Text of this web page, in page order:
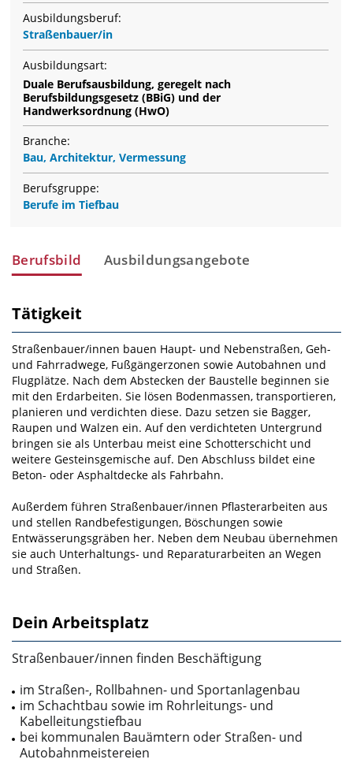
Ausbildungsberuf:
Straßenbauer/in
Ausbildungsart:
Duale Berufsausbildung, geregelt nach
Berufsbildungsgesetz (BBiG) und der
Handwerksordnung (HwO)
Branche:
Bau, Architektur, Vermessung
Berufsgruppe:
Berufe im Tiefbau
Berufsbild Ausbildungsangebote
Tätigkeit
Straßenbauer/innen bauen Haupt- und Nebenstraßen, Geh-
und Fahrradwege, Fußgängerzonen sowie Autobahnen und
Flugplätze. Nach dem Abstecken der Baustelle beginnen sie
mit den Erdarbeiten. Sie lösen Bodenmassen, transportieren,
planieren und verdichten diese. Dazu setzen sie Bagger,
Raupen und Walzen ein. Auf den verdichteten Untergrund
bringen sie als Unterbau meist eine Schotterschicht und
weitere Gesteinsgemische auf. Den Abschluss bildet eine
Beton- oder Asphaltdecke als Fahrbahn.
Außerdem führen Straßenbauer/innen Pflasterarbeiten aus
und stellen Randbefestigungen, Böschungen sowie
Entwässerungsgräben her. Neben dem Neubau übernehmen
sie auch Unterhaltungs- und Reparaturarbeiten an Wegen
und Straßen.
Dein Arbeitsplatz
Straßenbauer/innen finden Beschäftigung
im Straßen-, Rollbahnen- und Sportanlagenbau
im Schachtbau sowie im Rohrleitungs- und
Kabelleitungstiefbau
bei kommunalen Bauämtern oder Straßen- und
Autobahnmeistereien